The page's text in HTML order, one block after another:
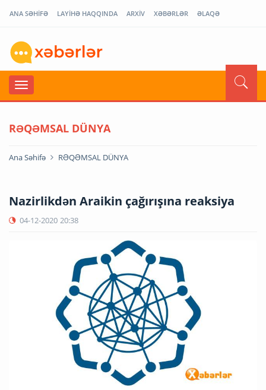
ANA SƏHİFƏ LAYİHƏ HAQQINDA ARXİV XƏBƏRLƏR ƏLAQƏ
RƏQƏMSAL DÜNYA
Ana Səhifə RƏQƏMSAL DÜNYA
Nazirlikdən Araikin çağırışına reaksiya
04-12-2020 20:38